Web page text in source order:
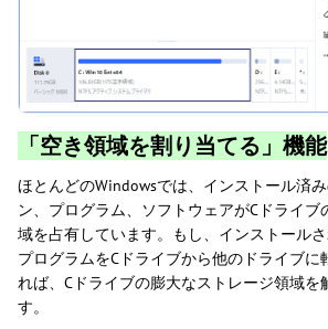
「空き領域を割り当てる」機能
ほとんどのWindowsでは、インストール済
ン、プログラム、ソフトウェアがCドライ
域を占有しています。もし、インストール
プログラムをCドライブから他のドライブに
れば、Cドライブの膨大なストレージ領域を
す。